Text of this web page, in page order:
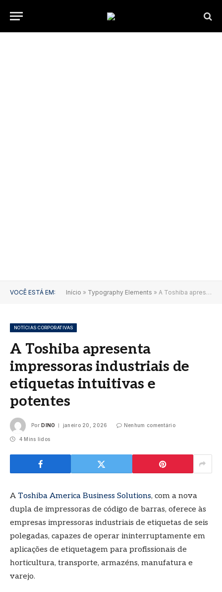
VOCÊ ESTÁ EM: Início » Typography Elements » A Toshiba apresenta impressoras industriais de etiquetas intuitivas e potentes
NOTÍCIAS CORPORATIVAS
A Toshiba apresenta
impressoras industriais de
etiquetas intuitivas e
potentes
Por DINO janeiro 20, 2026 Nenhum comentário
4 Mins lidos
A Toshiba America Business Solutions, com a nova
dupla de impressoras de código de barras, oferece às
empresas impressoras industriais de etiquetas de seis
polegadas, capazes de operar ininterruptamente em
aplicações de etiquetagem para profissionais de
horticultura, transporte, armazéns, manufatura e
varejo.